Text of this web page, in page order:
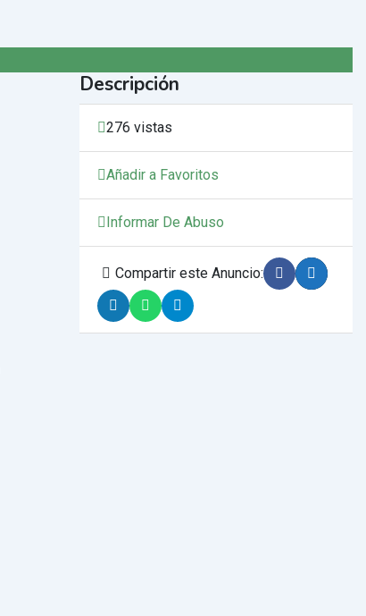
Descripción
276 vistas
Añadir a Favoritos
Informar De Abuso
Compartir este Anuncio: